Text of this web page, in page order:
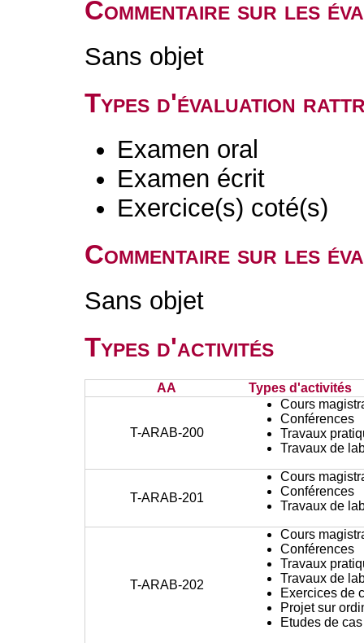
Commentaire sur les
Sans objet
Types d'évaluation
Examen oral
Examen écrit
Exercice(s) coté(s)
Commentaire sur les
Sans objet
Types d'activités
AA Types d'activités
T-ARAB-200
Cours
Conférences
Travaux
Travaux de
T-ARAB-201
Cours
Conférences
Travaux de
T-ARAB-202
Cours
Conférences
Travaux
Travaux de
Exercices de
Projet sur
Etudes de cas